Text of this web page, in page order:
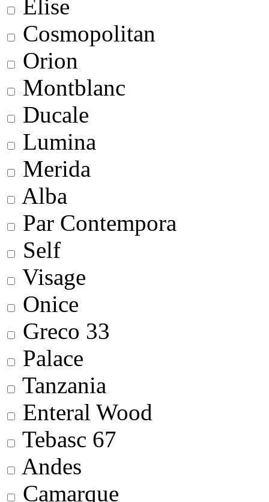
Elise
Cosmopolitan
Orion
Montblanc
Ducale
Lumina
Merida
Alba
Par Contempora
Self
Visage
Onice
Greco 33
Palace
Tanzania
Enteral Wood
Tebasc 67
Andes
Camarque